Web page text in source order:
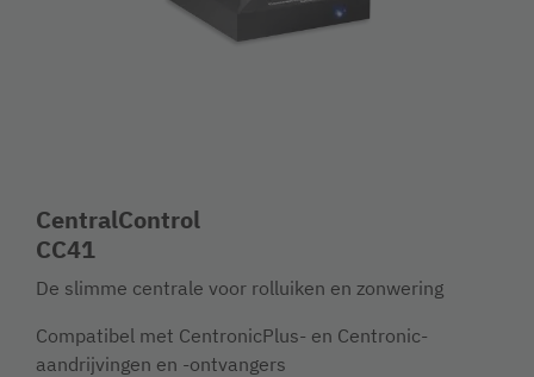
CentralControl
CC41
De slimme centrale voor rolluiken en zonwering
Compatibel met CentronicPlus- en Centronic-
aandrijvingen en -ontvangers